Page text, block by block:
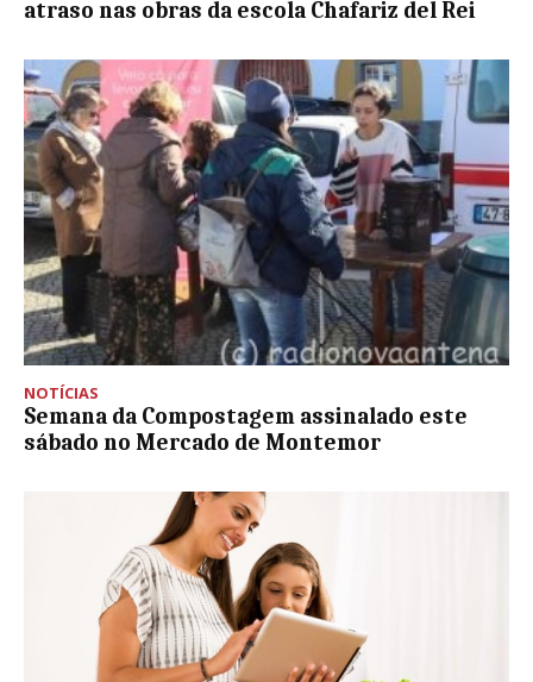
atraso nas obras da escola Chafariz del Rei
NOTÍCIAS
Semana da Compostagem assinalado este
sábado no Mercado de Montemor